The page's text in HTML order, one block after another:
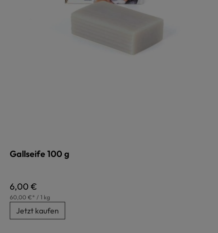
Gallseife 100 g
Regulärer Preis:
6,00 €
60,00 €* / 1 kg
Jetzt kaufen